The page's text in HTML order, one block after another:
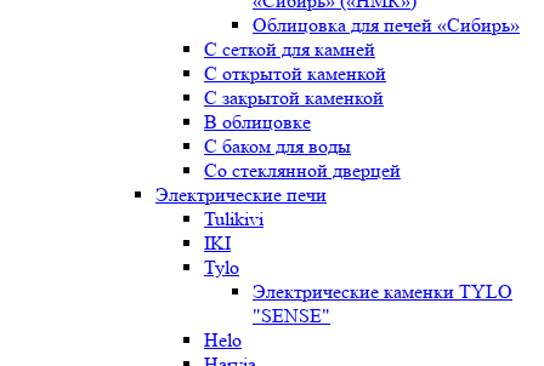
Облицовка для печей «Сибирь»
С сеткой для камней
С открытой каменкой
С закрытой каменкой
В облицовке
С баком для воды
Со стеклянной дверцей
Электрические печи
Tulikivi
IKI
Tylo
Электрические каменки TYLO
"SENSE"
Helo